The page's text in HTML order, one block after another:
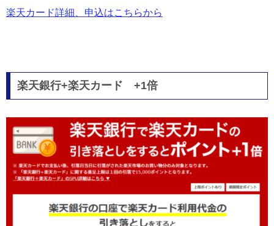
楽天カード詳細、申込はこちらから
楽天銀行+楽天カード +1倍